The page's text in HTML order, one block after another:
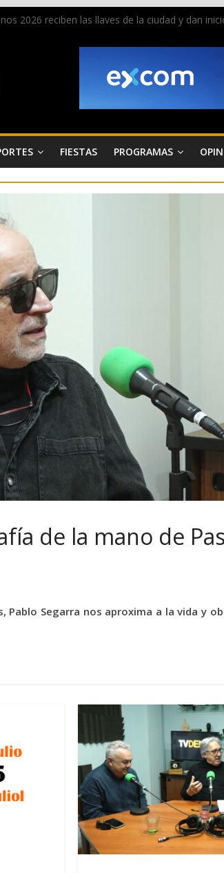
2026 reciben las llaves de la ciudad y dan
Arxiu de Dénia más de 50.000 imágenes de la
de ambiente la calle Marqués de Campo
de Dénia reunirá durante agosto a figuras
FIESTAS PROGRAMAS
de la mano de
Pablo Segarra nos aproxima a la vida y